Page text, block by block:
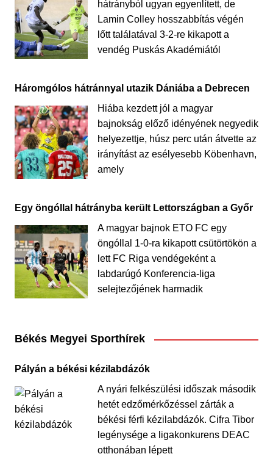
hátrányból ugyan egyenlített, de
Lamin Colley hosszabbítás végén
lőtt találatával 3-2-re kikapott a
vendég Puskás Akadémiától
Háromgólos hátránnyal utazik Dániába a Debrecen
Hiába kezdett jól a magyar
bajnokság előző idényének negyedik
helyezettje, húsz perc után átvette az
irányítást az esélyesebb Köbenhavn,
amely
Egy öngóllal hátrányba került Lettországban a Győr
A magyar bajnok ETO FC egy
öngóllal 1-0-ra kikapott csütörtökön a
lett FC Riga vendégeként a
labdarúgó Konferencia-liga
selejtezőjének harmadik
Békés Megyei Sporthírek
Pályán a békési kézilabdázók
A nyári felkészülési időszak második
hetét edzőmérkőzéssel zárták a
békési férfi kézilabdázók. Cifra Tibor
legénysége a ligakonkurens DEAC
otthonában lépett